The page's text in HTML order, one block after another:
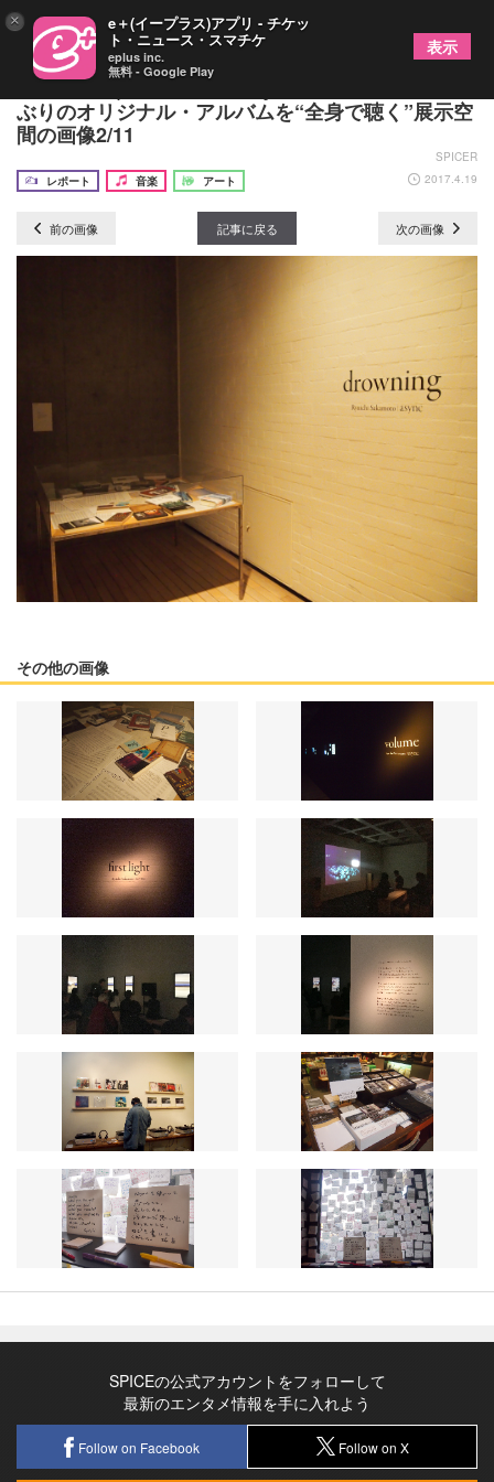
『坂本龍一|設置音楽展 async』をレポート 8年
ぶりのオリジナル・アルバムを“全身で聴く”展示空
間の画像2/11
SPICER
レポート
音楽 アート 2017.4.19
前の画像 記事に戻る 次の画像
その他の画像
SPICEの公式アカウントをフォローして
最新のエンタメ情報を手に入れよう
Follow on Facebook Follow on X
× e＋(イープラス)アプリ - チケッ
ト・ニュース・スマチケ
eplus inc.
無料 - Google Play
表示